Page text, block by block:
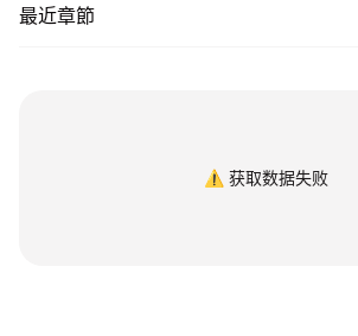
最近章節
⚠️ 获取数据失败